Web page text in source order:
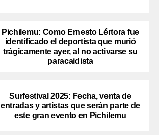
Pichilemu: Como Ernesto Lértora fue
identificado el deportista que murió
trágicamente ayer, al no activarse su
paracaidista
Surfestival 2025: Fecha, venta de
entradas y artistas que serán parte de
este gran evento en Pichilemu